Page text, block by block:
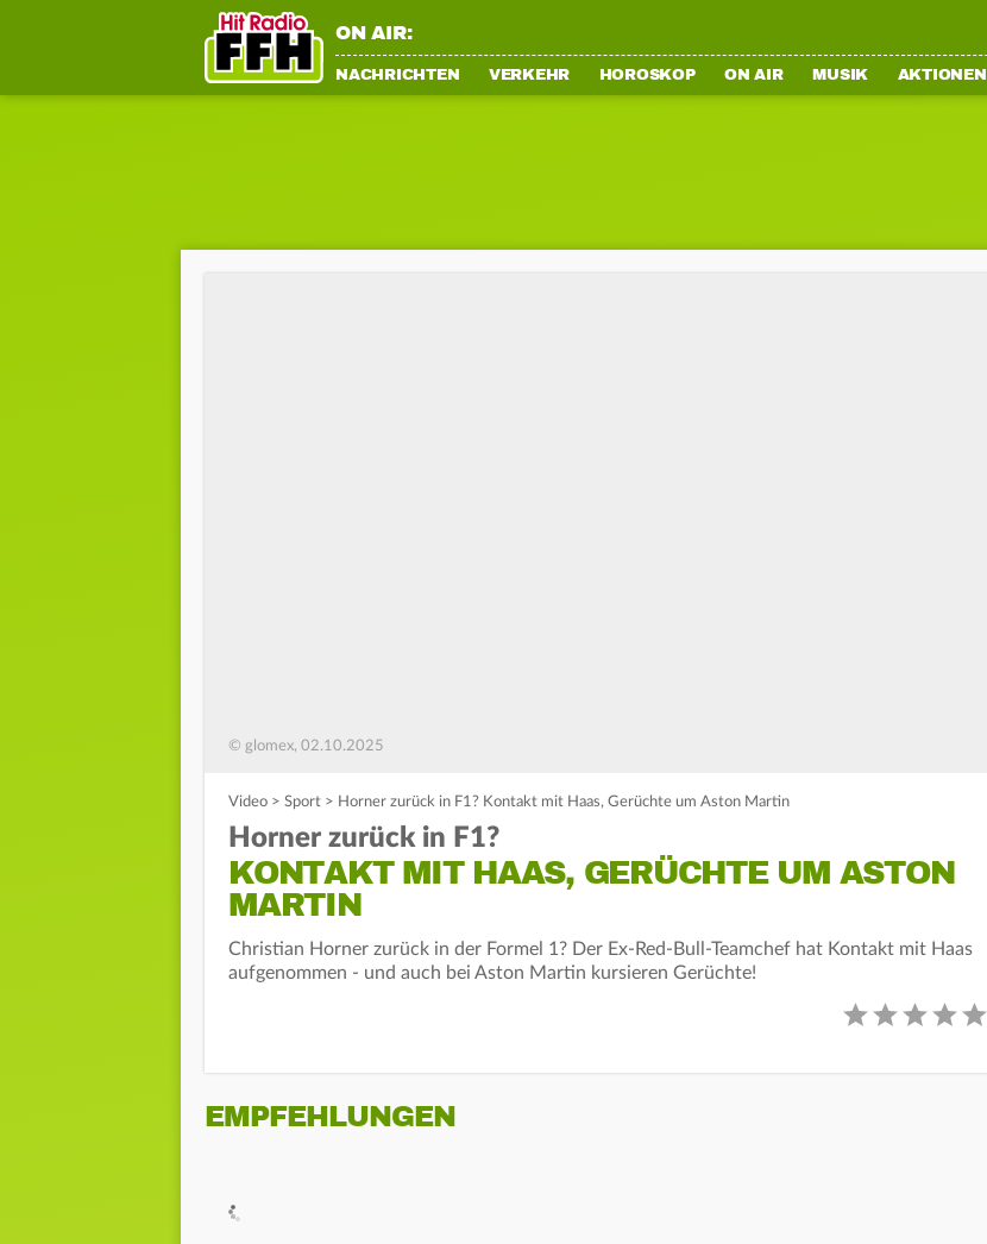
ON AIR:
NACHRICHTEN VERKEHR HOROSKOP ON AIR MUSIK AKTIONEN
© glomex, 02.10.2025
Video > Sport > Horner zurück in F1? Kontakt mit Haas, Gerüchte um Aston Martin
Horner zurück in F1?
KONTAKT MIT HAAS, GERÜCHTE UM ASTON
MARTIN
Christian Horner zurück in der Formel 1? Der Ex-Red-Bull-Teamchef hat Kontakt mit Haas
aufgenommen - und auch bei Aston Martin kursieren Gerüchte!
EMPFEHLUNGEN